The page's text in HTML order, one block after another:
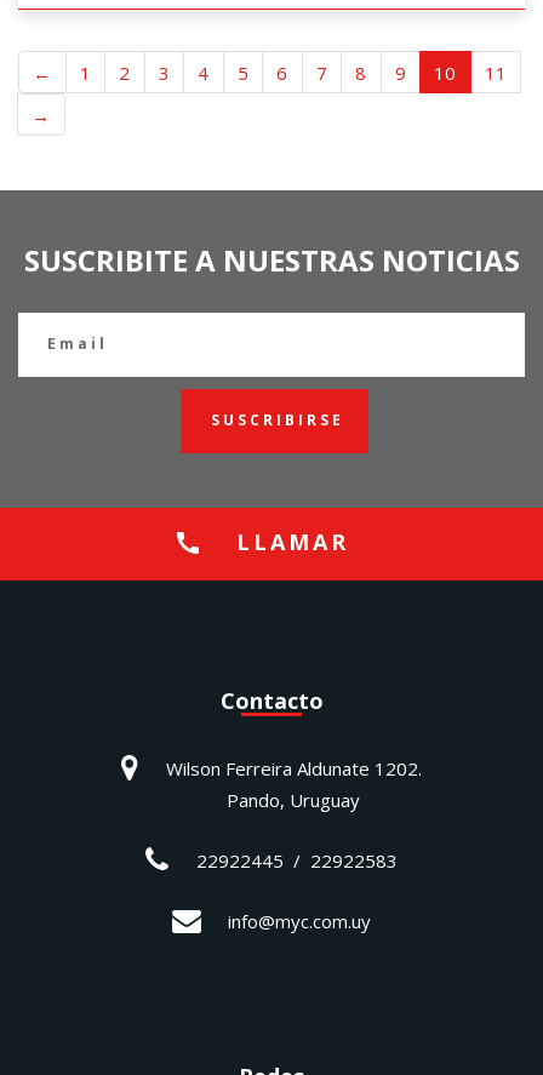
← 1 2 3 4 5 6 7 8 9 10
11
→
SUSCRIBITE A NUESTRAS NOTICIAS
SUSCRIBIRSE
LLAMAR
Contacto
Wilson Ferreira Aldunate 1202.
Pando, Uruguay
22922445 / 22922583
info@myc.com.uy